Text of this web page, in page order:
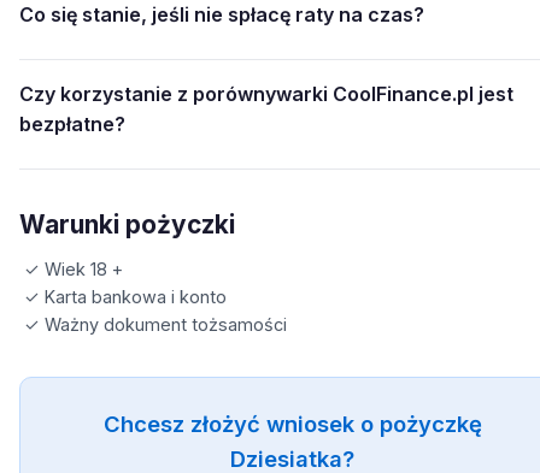
Co się stanie, jeśli nie spłacę raty na czas?
Czy korzystanie z porównywarki CoolFinance.pl jest
bezpłatne?
Warunki pożyczki
✓ Wiek 18 +
✓ Karta bankowa i konto
✓ Ważny dokument tożsamości
Chcesz złożyć wniosek o pożyczkę
Dziesiatka?